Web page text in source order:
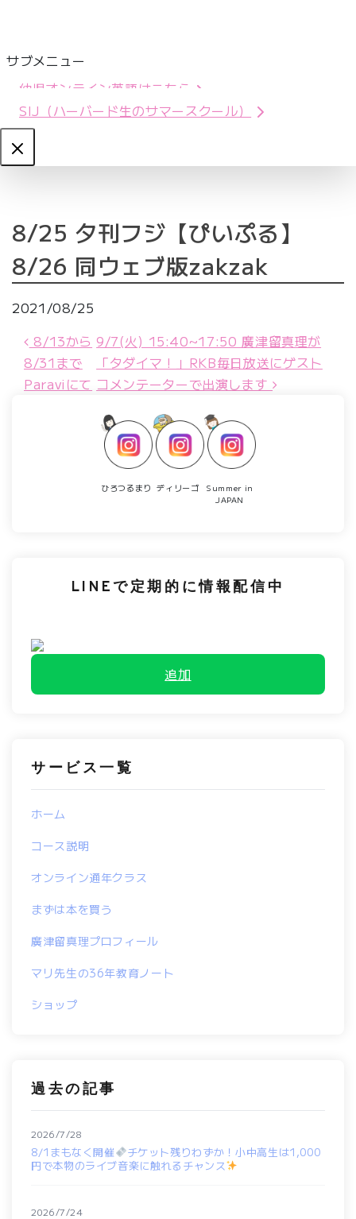
サブメニュー
幼児オンライン英語はこちら
SIJ（ハーバード生のサマースクール）
Close
8/25 夕刊フジ【ぴいぷる】
8/26 同ウェブ版zakzak
2021/08/25
投稿ナビゲーション
8/13から
8/31まで
Paraviにて
9/7(火) 15:40~17:50 廣津留真理が
「タダイマ ! 」RKB毎日放送にゲスト
コメンテーターで出演します
ひろつるまり ディリーゴ
Summer in
JAPAN
LINEで定期的に情報配信中
追加
サービス一覧
ホーム
コース説明
オンライン通年クラス
まずは本を買う
廣津留真理プロフィール
マリ先生の36年教育ノート
ショップ
過去の記事
8/1まもなく開催
チケット残りわずか！小中高生は1,000
円で本物のライブ音楽に触れるチャンス
2026/7/28
2026/7/24